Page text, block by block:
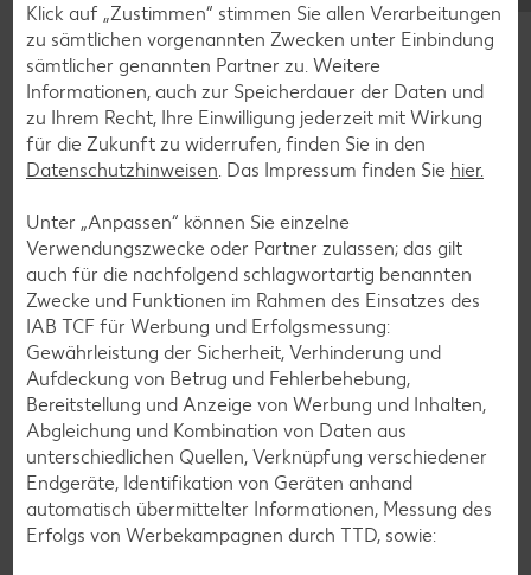
Zurück zu allen Rezepten
Glutenfreie Rezepte
Wer auf Gluten verzichtet, muss nicht automatisch auf
Klick auf „Zustimmen“ stimmen Sie allen Verarbeitungen
zu sämtlichen vorgenannten Zwecken unter Einbindung
sämtlicher genannten Partner zu. Weitere
Informationen, auch zur Speicherdauer der Daten und
zu Ihrem Recht, Ihre Einwilligung jederzeit mit Wirkung
für die Zukunft zu widerrufen, finden Sie in den
Datenschutzhinweisen. Das Impressum finden Sie hier.
Unter „Anpassen“ können Sie einzelne
Verwendungszwecke oder Partner zulassen; das gilt
auch für die nachfolgend schlagwortartig benannten
Zwecke und Funktionen im Rahmen des Einsatzes des
IAB TCF für Werbung und Erfolgsmessung:
Gewährleistung der Sicherheit, Verhinderung und
Aufdeckung von Betrug und Fehlerbehebung,
Bereitstellung und Anzeige von Werbung und Inhalten,
Abgleichung und Kombination von Daten aus
unterschiedlichen Quellen, Verknüpfung verschiedener
Endgeräte, Identifikation von Geräten anhand
automatisch übermittelter Informationen, Messung des
Erfolgs von Werbekampagnen durch TTD, sowie: